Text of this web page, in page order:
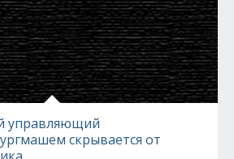
управляющий
скрывается от